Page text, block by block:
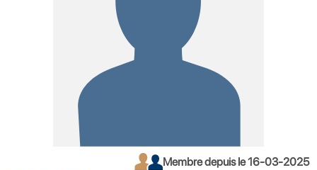
Membre depuis le 16-03-2025